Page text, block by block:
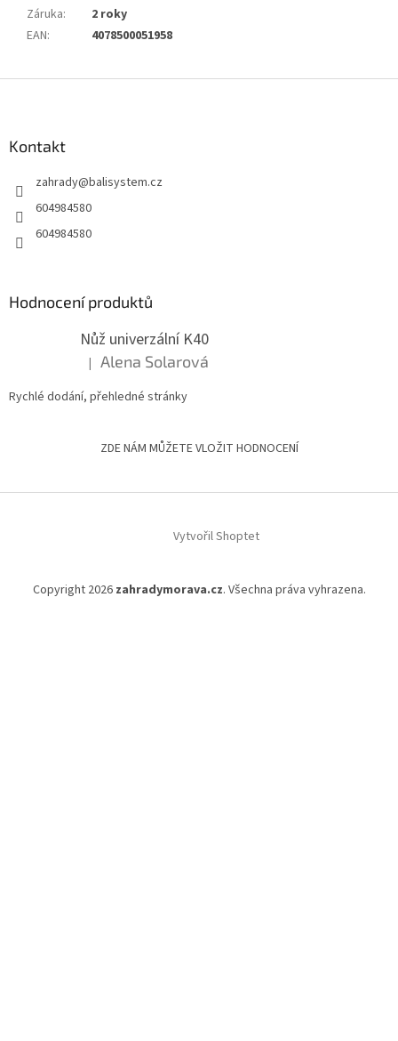
Záruka:
2 roky
EAN: 4078500051958
Kontakt
zahrady@balisystem.cz
604984580
604984580
Hodnocení produktů
Nůž univerzální K40
Hodnocení produktu je 5 z 5 hvězdiček.
| Alena Solarová
Rychlé dodání, přehledné stránky
ZDE NÁM MŮŽETE VLOŽIT HODNOCENÍ
Vytvořil Shoptet
Copyright 2026 zahradymorava.cz. Všechna práva vyhrazena.